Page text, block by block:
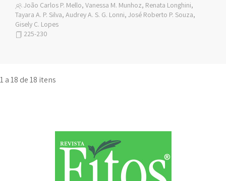
João Carlos P. Mello, Vanessa M. Munhoz, Renata Longhini,
Tayara A. P. Silva, Audrey A. S. G. Lonni, José Roberto P. Souza,
Gisely C. Lopes
225-230
1 a 18 de 18 itens